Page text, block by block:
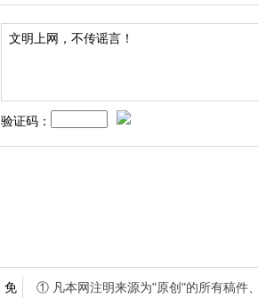
验证码：
免
① 凡本网注明来源为"原创"的所有稿件